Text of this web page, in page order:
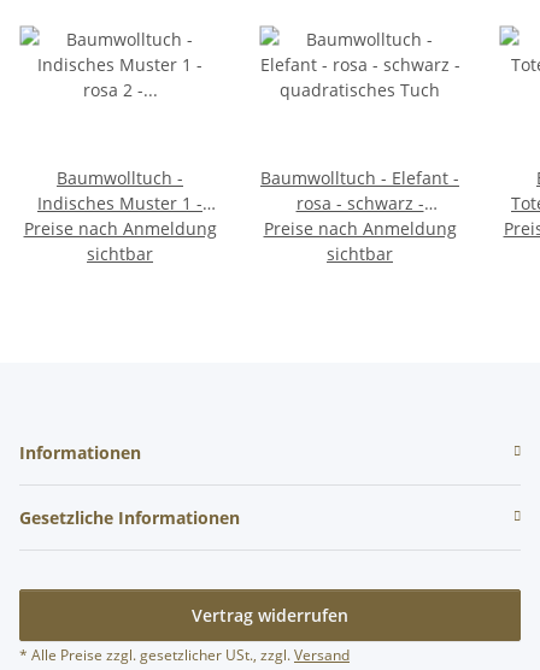
Baumwolltuch -
Indisches Muster 1 -
rosa 2 - quadratisches
Tuch
Preise nach Anmeldung
sichtbar
Baumwolltuch - Elefant -
rosa - schwarz -
quadratisches Tuch
Preise nach Anmeldung
sichtbar
Informationen
Gesetzliche Informationen
Vertrag widerrufen
* Alle Preise zzgl. gesetzlicher USt., zzgl.Versand